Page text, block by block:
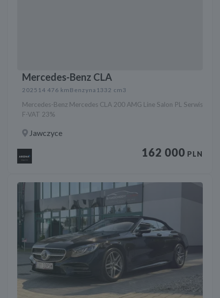
Mercedes-Benz CLA
2025 14 476 km Benzyna 1332 cm3
Mercedes-Benz Mercedes CLA 200 AMG Line Salon PL Serwis
F-VAT 23%
Jawczyce
162 000 PLN